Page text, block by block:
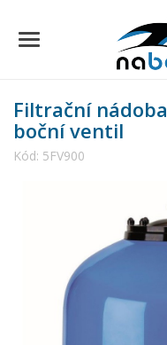
Filtrační
boční ventil
Kód: 5FV900